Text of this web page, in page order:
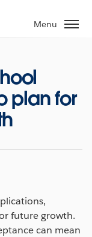
Menu
plan for
future growth.
can mean